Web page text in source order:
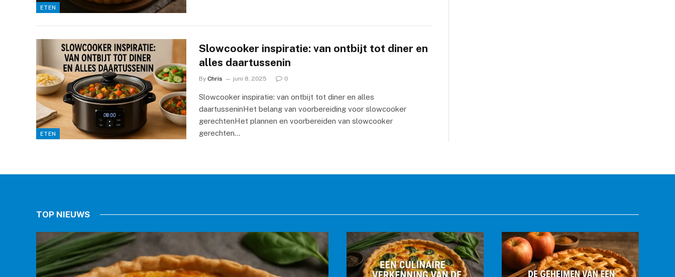
ETEN
ETEN
Slowcooker inspiratie: van ontbijt tot diner en
alles daartussenin
By Chris juni 8, 2025 0
Slowcooker inspiratie: van ontbijt tot diner en alles
daartusseninHet belang van voorbereiding voor slowcooker
gerechtenHet plannen en voorbereiden van slowcooker
gerechten…
TOP NIEUWS